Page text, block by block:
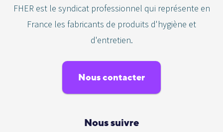
FHER est le syndicat professionnel qui représente en
France les fabricants de produits d'hygiène et
d'entretien.
Nous contacter
Nous suivre